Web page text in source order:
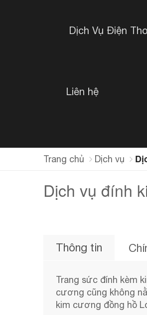
Dịch Vụ Điện
Liên hệ
Trang chủ Dịch vụ
Dịch vụ đính
Thông tin
Trang sức đính kèm
cương cũng không
kim cương đồng hồ